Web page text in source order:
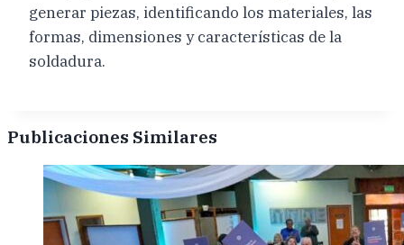
generar piezas, identificando los materiales, las
formas, dimensiones y características de la
soldadura.
Publicaciones Similares